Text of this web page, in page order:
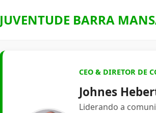
JUVENTUDE BARRA
CEO & DIRETOR DE
Johnes
Liderando a